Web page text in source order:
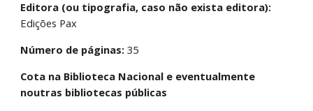
Editora (ou tipografia, caso não exista editora):
Edições Pax
Número de páginas: 35
Cota na Biblioteca Nacional e eventualmente
noutras bibliotecas públicas